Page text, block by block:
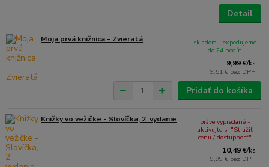
Detail
Moja prvá knižnica - Zvieratá
9,99 €/ks
9,51 € bez DPH
skladom - expedujeme
do 24 hodín
Pridať do košíka
Knižky vo vežičke - Slovíčka, 2. vydanie
10,49 €/ks
9,99 € bez DPH
práve vypredané -
aktivujte si "Strážiť
cenu / dostupnosť"